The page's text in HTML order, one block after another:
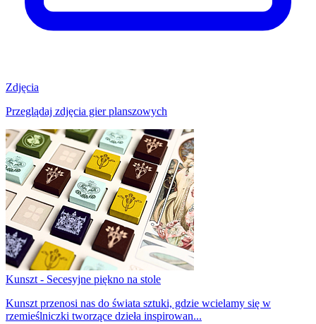
Zdjęcia
Przeglądaj zdjęcia gier planszowych
Kunszt - Secesyjne piękno na stole
Kunszt przenosi nas do świata sztuki, gdzie wcielamy się w
rzemieślniczki tworzące dzieła inspirowan...